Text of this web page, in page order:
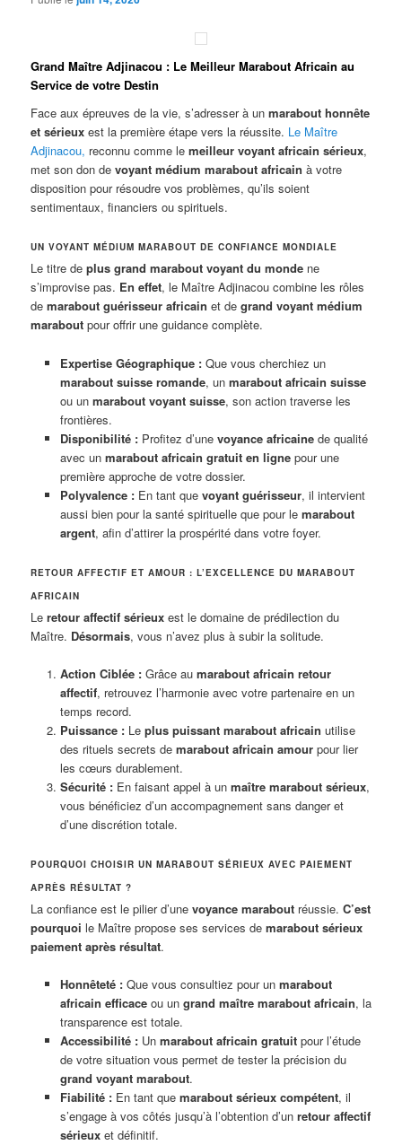
Grand Maître Adjinacou : Le Meilleur Marabout Africain au
Service de votre Destin
Face aux épreuves de la vie, s’adresser à unmarabout honnête
et sérieux est la première étape vers la réussite. Le Maître
Adjinacou, reconnu comme lemeilleur voyant africain sérieux,
met son don devoyant médium marabout africain à votre
disposition pour résoudre vos problèmes, qu’ils soient
sentimentaux, financiers ou spirituels.
UN VOYANT MÉDIUM MARABOUT DE CONFIANCE MONDIALE
Le titre deplus grand marabout voyant du monde ne
s’improvise pas. En effet, le Maître Adjinacou combine les rôles
demarabout guérisseur africain et degrand voyant médium
marabout pour offrir une guidance complète.
Expertise Géographique :Que vous cherchiez un
marabout suisse romande, un marabout africain suisse
ou un marabout voyant suisse, son action traverse les
frontières.
Disponibilité :Profitez d’une voyance africainede qualité
avec un marabout africain gratuit en lignepour une
première approche de votre dossier.
Polyvalence :En tant que voyant guérisseur, il intervient
aussi bien pour la santé spirituelle que pour le marabout
argent, afin d’attirer la prospérité dans votre foyer.
RETOUR AFFECTIF ET AMOUR : L’EXCELLENCE DU MARABOUT
AFRICAIN
Leretour affectif sérieux est le domaine de prédilection du
Maître. Désormais, vous n’avez plus à subir la solitude.
Action Ciblée :Grâce au marabout africain retour
affectif, retrouvez l’harmonie avec votre partenaire en un
temps record.
Puissance :Le plus puissant marabout africain utilise
des rituels secrets de marabout africain amourpour lier
les cœurs durablement.
Sécurité :En faisant appel à un maître marabout sérieux,
vous bénéficiez d’un accompagnement sans danger et
d’une discrétion totale.
POURQUOI CHOISIR UN MARABOUT SÉRIEUX AVEC PAIEMENT
APRÈS RÉSULTAT ?
La confiance est le pilier d’unevoyance marabout réussie.C’est
pourquoi le Maître propose ses services demarabout sérieux
paiement après résultat.
Honnêteté :Que vous consultiez pour un marabout
africain efficaceou un grand maître marabout africain, la
transparence est totale.
Accessibilité :Un marabout africain gratuitpour l’étude
de votre situation vous permet de tester la précision du
grand voyant marabout.
Fiabilité :En tant que marabout sérieux compétent, il
s’engage à vos côtés jusqu’à l’obtention d’un retour affectif
sérieuxet définitif.